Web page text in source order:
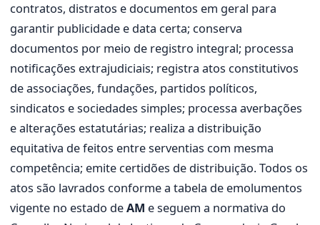
contratos, distratos e documentos em geral para
garantir publicidade e data certa; conserva
documentos por meio de registro integral; processa
notificações extrajudiciais; registra atos constitutivos
de associações, fundações, partidos políticos,
sindicatos e sociedades simples; processa averbações
e alterações estatutárias; realiza a distribuição
equitativa de feitos entre serventias com mesma
competência; emite certidões de distribuição. Todos os
atos são lavrados conforme a tabela de emolumentos
vigente no estado deAM e seguem a normativa do